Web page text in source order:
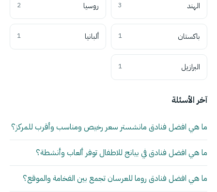
الهند 3 روسيا 2
باكستان 1 ألبانيا 1
البرازيل 1
آخر الأسئلة
ما هي افضل فنادق مانشستر سعر رخيص ومناسب وأقرب للمركز؟
ما هي افضل فنادق في بيانج للاطفال توفر ألعاب وأنشطة؟
ما هي افضل فنادق روما للعرسان تجمع بين الفخامة والموقع؟